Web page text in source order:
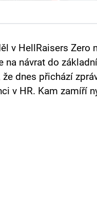
v HellRaisers Zero
na návrat do
že dnes přichází
v HR. Kam zamíří